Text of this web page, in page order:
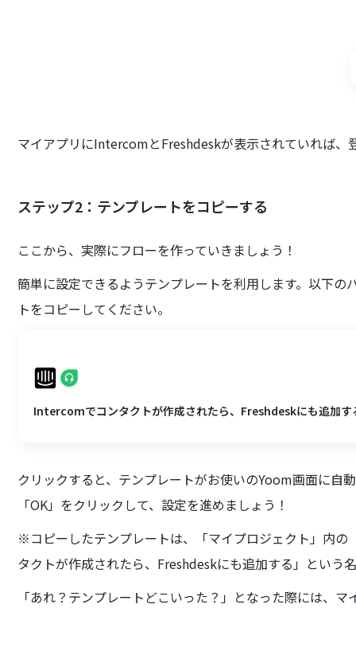
マイアプリにIntercomとFreshdeskが表示されていれば、
ステップ2：テンプレートをコピーする
ここから、実際にフローを作っていきましょう！
簡単に設定できるようテンプレートを利用します。以下
トをコピーしてください。
Intercomでコンタクトが作成されたら、Freshdeskにも追加す
クリックすると、テンプレートがお使いのYoom画面に自
「OK」をクリックして、設定を進めましょう！
※コピーしたテンプレートは、「マイプロジェクト」内
タクトが作成されたら、Freshdeskにも追加する」という
「あれ？テンプレートどこいった？」となった際には、